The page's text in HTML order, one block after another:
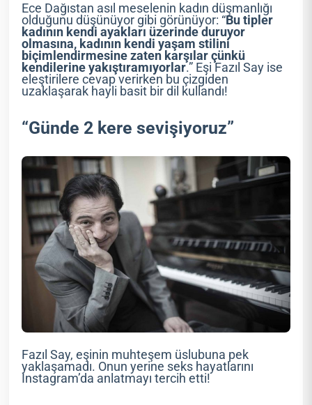
Ece Dağıstan asıl meselenin kadın düşmanlığı
olduğunu düşünüyor gibi görünüyor: “Bu tipler
kadının kendi ayakları üzerinde duruyor
olmasına, kadının kendi yaşam stilini
biçimlendirmesine zaten karşılar çünkü
kendilerine yakıştıramıyorlar.” Eşi Fazıl Say ise
eleştirilere cevap verirken bu çizgiden
uzaklaşarak hayli basit bir dil kullandı!
“Günde 2 kere sevişiyoruz”
Fazıl Say, eşinin muhteşem üslubuna pek
yaklaşamadı. Onun yerine seks hayatlarını
Instagram’da anlatmayı tercih etti!